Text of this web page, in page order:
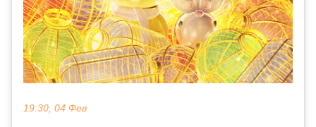
19:30, 04 Фев